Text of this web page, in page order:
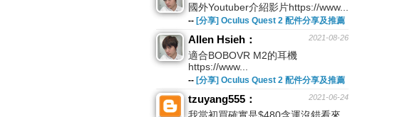
國外Youtuber介紹影片https://www...
-- [分享] Oculus Quest 2 配件分享及推薦
2021-08-26
Allen Hsieh：
適合BOBOVR M2的耳機
https://www...
-- [分享] Oculus Quest 2 配件分享及推薦
2021-06-24
tzuyang555：
我當初買確實是$480含運沒錯看來